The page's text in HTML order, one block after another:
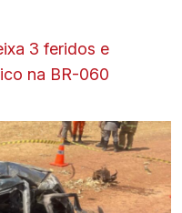
3 feridos e
na BR-060